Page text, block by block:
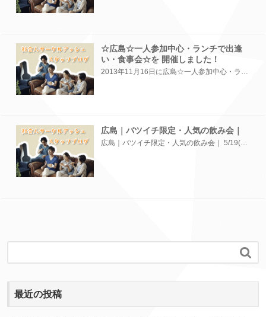
☆広島☆一人参加中心・ランチで出逢
い・食事会☆を 開催しました！
広島｜バツイチ限定・人気の飲み会｜
広島｜バツイチ限定・人気の飲み会｜ 5/19(土)男性9名・女性8名で開催しました✨ ...

最近の投稿